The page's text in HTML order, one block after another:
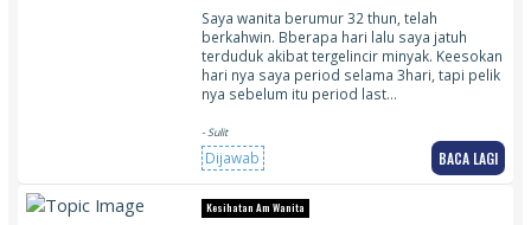
Saya wanita berumur 32 thun, telah
berkahwin. Bberapa hari lalu saya jatuh
terduduk akibat tergelincir minyak. Keesokan
hari nya saya period selama 3hari, tapi pelik
nya sebelum itu period last…
- Sulit
Dijawab BACA LAGI
Kesihatan Am Wanita